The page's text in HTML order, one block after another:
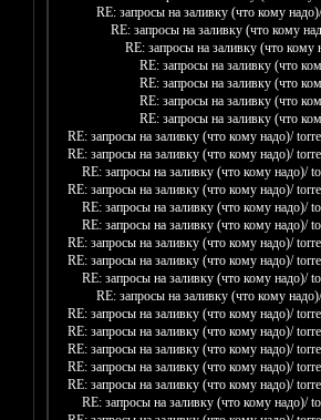
RE: запросы на заливку (что кому
RE: запросы на заливку (что кому
RE: запросы на заливку (что кому
RE: запросы на заливку (что
RE: запросы на заливку (что
RE: запросы на заливку (что
RE: запросы на заливку (что
RE: запросы на заливку (что кому надо)/
RE: запросы на заливку (что кому надо)/
RE: запросы на заливку (что кому надо)/
RE: запросы на заливку (что кому надо)/
RE: запросы на заливку (что кому надо)/
RE: запросы на заливку (что кому надо)/
RE: запросы на заливку (что кому надо)/
RE: запросы на заливку (что кому надо)/
RE: запросы на заливку (что кому надо)/
RE: запросы на заливку (что кому
RE: запросы на заливку (что кому надо)/
RE: запросы на заливку (что кому надо)/
RE: запросы на заливку (что кому надо)/
RE: запросы на заливку (что кому надо)/
RE: запросы на заливку (что кому надо)/
RE: запросы на заливку (что кому надо)/